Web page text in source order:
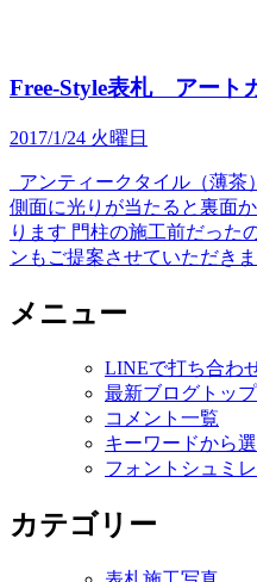
Free-Style表札 アート
2017/1/24 火曜日
アンティークタイル（薄茶
側面に光りが当たると裏面
ります 門柱の施工前だった
ンもご提案させていただき
メニュー
LINEで打ち合わ
最新ブログトップ
コメント一覧
キーワードから
フォントシュミ
カテゴリー